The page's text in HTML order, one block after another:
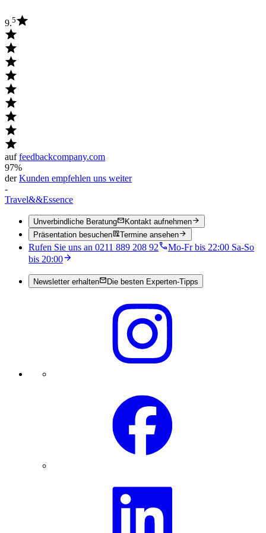
9.5
auffeedbackcompany.com
97%
derKunden empfehlen uns weiter
-
Travel&&Essence
Unverbindliche Beratung
Kontakt aufnehmen
Präsentation besuchen
Termine ansehen
Rufen Sie uns an 0211 889 208 92
Mo-Fr bis 22:00 Sa-So
bis 20:00
Newsletter erhalten Die besten Experten-Tipps